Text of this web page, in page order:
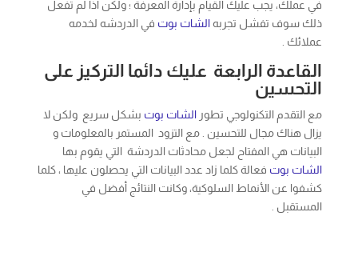
التحسين
مع التقدم التكنولوجي تطور الشات بوتبشكل سريع ولكن لا
البيانات هي المفتاح لجعل محادثات الدردشة التي يقوم بها
الشات بوتفعالة كلما زاد عدد البيانات التي يحصلون عليها ، كلما
كشفوا عن الأنماط السلوكية، وكانت النتائج أفضل في
المستقبل .